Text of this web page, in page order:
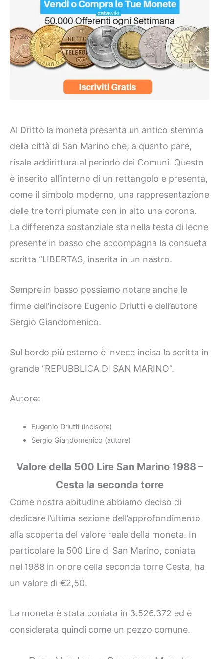
Al Dritto la moneta presenta un antico stemma
della città di San Marino che, a quanto pare,
risale addirittura al periodo dei Comuni. Questo
è inserito all’interno di un rettangolo e presenta,
come il simbolo moderno, una rappresentazione
delle tre torri piumate con in alto una corona.
La differenza sostanziale sta nella testa di leone
presente in basso che accompagna la consueta
scritta “LIBERTAS, inserita in un nastro.
Sempre in basso possiamo notare anche le
firme dell’incisore Eugenio Driutti e dell’autore
Sergio Giandomenico.
Sul bordo più esterno è invece incisa la scritta in
grande “REPUBBLICA DI SAN MARINO”.
Autore:
Eugenio Driutti (incisore)
Sergio Giandomenico (autore)
Valore della 500 Lire San Marino 1988 –
Cesta la seconda torre
Come nostra abitudine abbiamo deciso di
dedicare l’ultima sezione dell’approfondimento
alla scoperta del valore reale della moneta. In
particolare la 500 Lire di San Marino, coniata
nel 1988 in onore della seconda torre Cesta, ha
un valore di €2,50.
La moneta è stata coniata in 3.526.372 ed è
considerata quindi come un pezzo comune.